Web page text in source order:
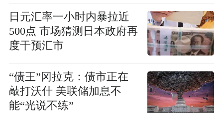
日元汇率一小时内暴拉近
500点 市场猜测日本政府再
度干预汇市
“债王”冈拉克：债市正在
敲打沃什 美联储加息不
能“光说不练”